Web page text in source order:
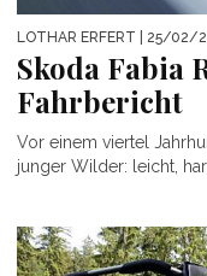
LOTHAR ERFERT | 25/02/
Skoda Fabia
Fahrbericht
Vor einem viertel
junger Wilder: leicht,